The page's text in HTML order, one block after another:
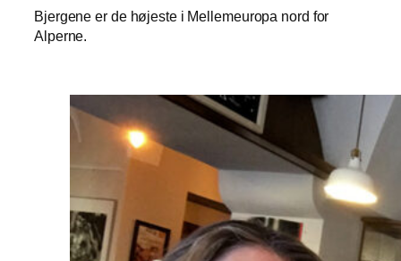
Bjergene er de højeste i Mellemeuropa nord for
Alperne.